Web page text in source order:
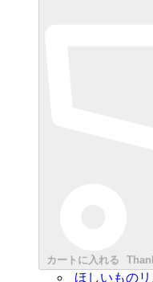
カートに入れる
ほしいもの